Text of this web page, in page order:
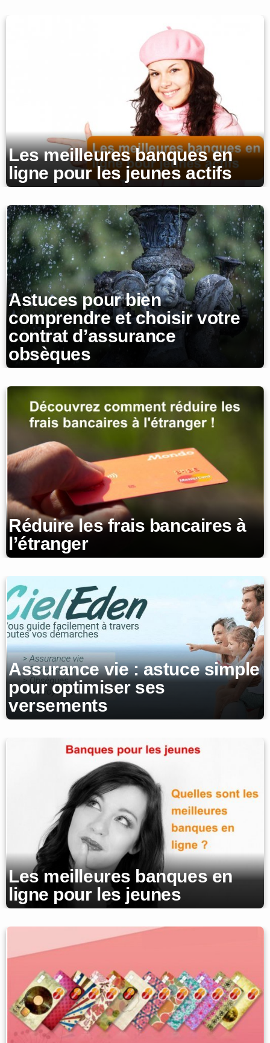
Les meilleures banques en
ligne pour les jeunes actifs
Astuces pour bien
comprendre et choisir votre
contrat d’assurance
obsèques
Réduire les frais bancaires à
l’étranger
Assurance vie : astuce simple
pour optimiser ses
versements
Les meilleures banques en
ligne pour les jeunes